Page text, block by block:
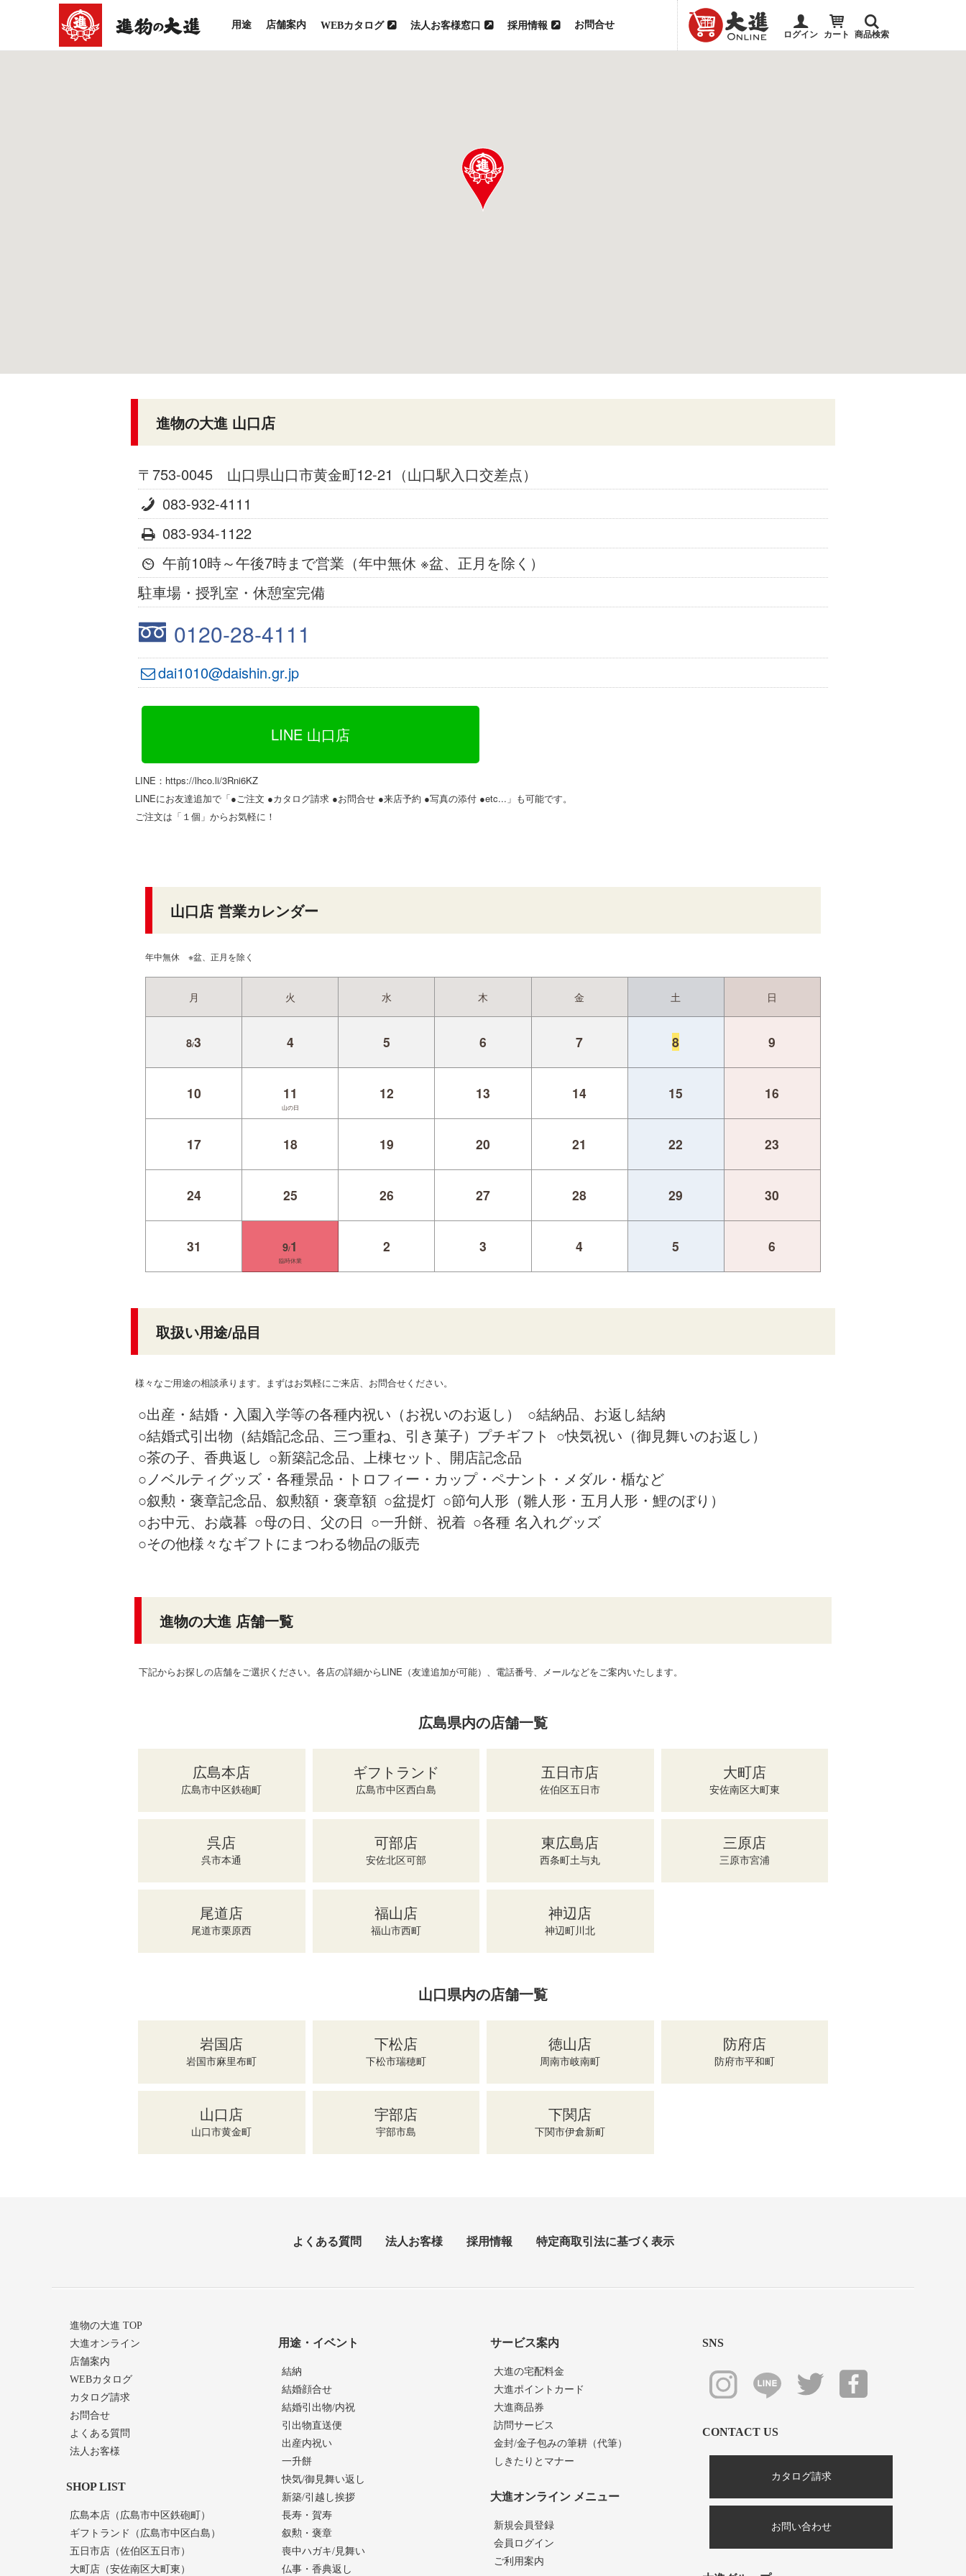
用途 店舗案内 WEBカタログ 法人お客様窓口 採用情報 お問合せ
ログイン カート 商品検索
進物の大進 山口店
〒 753-0045 山口県山口市黄金町12-21（山口駅入口交差点）
083-932-4111
083-934-1122
午前10時～午後7時まで営業（年中無休 ※盆、正月を除く）
駐車場・授乳室・休憩室完備
0120-28-4111
dai1010@daishin.gr.jp
LINE 山口店
LINE：https://lhco.li/3Rni6KZ
LINEにお友達追加で「●ご注文 ●カタログ請求 ●お問合せ ●来店予約 ●写真の添付 ●etc...」も可能です。
ご注文は「１個」からお気軽に！
山口店 営業カレンダー
年中無休 ※盆、正月を除く
月 火 水 木 金 土 日
8/3 4 5 6 7 8 9
10 11
山の日
12 13 14 15 16
17 18 19 20 21 22 23
24 25 26 27 28 29 30
31 9/1
臨時休業
2 3 4 5 6
取扱い用途/品目
様々なご用途の相談承ります。まずはお気軽にご来店、お問合せください。
出産・結婚・入園入学等の各種内祝い（お祝いのお返し）
結納品、お返し結納
結婚式引出物（結婚記念品、三つ重ね、引き菓子）プチギフト
快気祝い（御見舞いのお返し）
茶の子、香典返し
新築記念品、上棟セット、開店記念品
ノベルティグッズ・各種景品・トロフィー・カップ・ペナント・メダル・楯など
叙勲・褒章記念品、叙勲額・褒章額
盆提灯
節句人形（雛人形・五月人形・鯉のぼり）
お中元、お歳暮
母の日、父の日 一升餅、祝着
各種 名入れグッズ
その他様々なギフトにまつわる物品の販売
進物の大進 店舗一覧
下記からお探しの店舗をご選択ください。各店の詳細からLINE（友達追加が可能）、電話番号、メールなどをご案内いたします。
広島県内の店舗一覧
広島本店
広島市中区鉄砲町
ギフトランド
広島市中区西白島
五日市店
佐伯区五日市
大町店
安佐南区大町東
呉店
呉市本通
可部店
安佐北区可部
東広島店
西条町土与丸
三原店
三原市宮浦
尾道店
尾道市栗原西
福山店
福山市西町
神辺店
神辺町川北
山口県内の店舗一覧
岩国店
岩国市麻里布町
下松店
下松市瑞穂町
徳山店
周南市岐南町
防府店
防府市平和町
山口店
山口市黄金町
宇部店
宇部市島
下関店
下関市伊倉新町
よくある質問 法人お客様 採用情報 特定商取引法に基づく表示
進物の大進 TOP
大進オンライン
店舗案内
WEBカタログ
カタログ請求
お問合せ
よくある質問
法人お客様
SHOP LIST
広島本店 （広島市中区鉄砲町）
ギフトランド
（広島市中区白島）
五日市店 （佐伯区五日市）
大町店 （安佐南区大町東）
用途・イベント
結納
結婚顔合せ
結婚引出物/内祝
引出物直送便
出産内祝い
一升餅
快気/御見舞い返し
新築/引越し挨拶
長寿・賀寿
叙勲・褒章
喪中ハガキ/見舞い
仏事・香典返し
サービス案内
大進の宅配料金
大進ポイントカード
大進商品券
訪問サービス
金封/金子包みの筆耕（代筆）
しきたりとマナー
大進オンライン メニュー
新規会員登録
会員ログイン
ご利用案内
SNS
CONTACT US
カタログ請求
お問い合わせ